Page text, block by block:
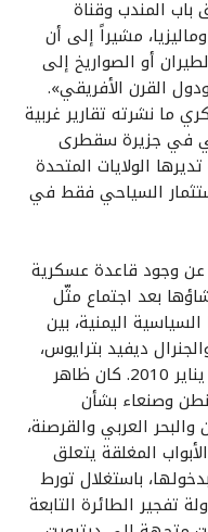
المندب وقناة
مشيراً إلى أن
أو الصواريخ إلى
القرن الأفريقي».
ما نشرته تقارير غربية
في جزيرة سقطرى
الولايات المتحدة
السياحي فقط في
عن وجود قاعدة عسكرية
بعد اجتماع مثّل
اليمنية، بين
ديفيد بترايوس،
قائد القيادة المركزية الأمريكية، في يناير 2010. كان ظاهر
وصنعاء بشأن
العربي والقرصنة،
المغلقة يتعلق
باستغلال تورط
تفجير الطائرة التابعة